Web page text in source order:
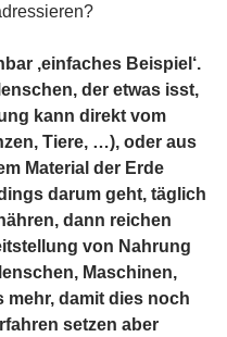
‚einfaches Beispiel‘.
der etwas isst,
kann direkt vom
Tiere, …), oder aus
Material der Erde
darum geht, täglich
dann reichen
von Nahrung
Maschinen,
damit dies noch
setzen aber